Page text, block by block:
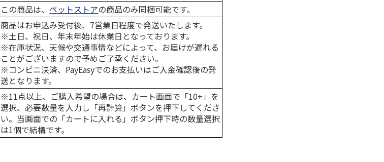
この商品は、ペットストアの商品のみ同梱可能です。
商品はお申込み受付後、7営業日程度で発送いたします。
※土日、祝日、年末年始は休業日となっております。
※在庫状況、天候や交通事情などによって、お届けが遅れる
ことがございますので予めご了承ください。
※コンビニ決済、PayEasyでのお支払いはご入金確認後の発
送となります。
※11点以上、ご購入希望の場合は、カート画面で「10+」を
選択、必要数量を入力し「再計算」ボタンを押下してくださ
い。当画面での「カートに入れる」ボタン押下時の数量選択
は1個で結構です。